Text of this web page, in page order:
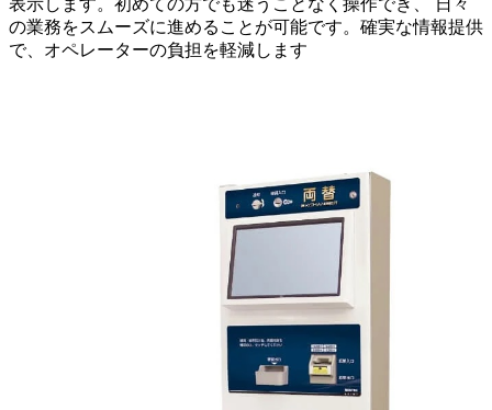
表示します。初めての方でも迷うことなく操作でき、 日々
の業務をスムーズに進めることが可能です。確実な情報提供
で、オペレーターの負担を軽減します